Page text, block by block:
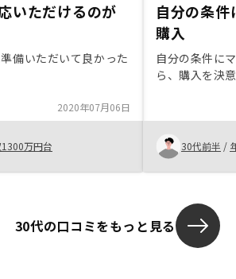
いただけるのが
備いただいて良かった
2020年07月06日
万円台
自分の条
購入
自分の条件に
ら、購入を決
30代前半 /
30代の口コミをもっと見る